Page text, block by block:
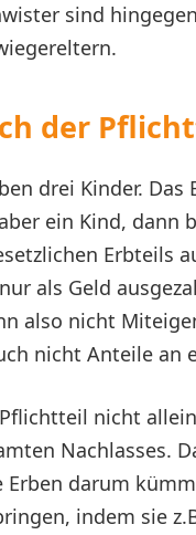
sind
der
drei Kinder.
ein Kind, dann
Erbteils
als Geld
also nicht
nicht Anteile an
nicht
Nachlasses.
darum
indem sie